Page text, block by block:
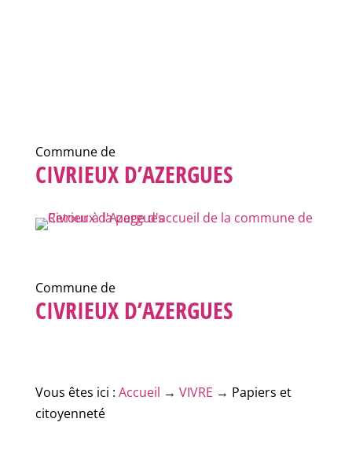
Commune de
CIVRIEUX D’AZERGUES
Commune de
CIVRIEUX D’AZERGUES
Vous êtes ici : Accueil → VIVRE → Papiers et
citoyenneté